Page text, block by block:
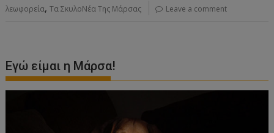
λεωφορεία,Τα ΣκυλοΝέα Της Μάρσας Leave a comment
Εγώ είμαι η Μάρσα!